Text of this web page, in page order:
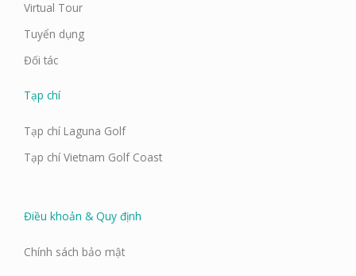
Virtual Tour
Tuyển dụng
Đối tác
Tạp chí
Tạp chí Laguna Golf
Tạp chí Vietnam Golf Coast
Điều khoản & Quy định
Chính sách bảo mật